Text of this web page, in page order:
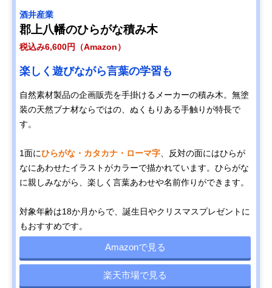
酒井産業
郡上八幡のひらがな積み木
税込み6,600円（Amazon）
楽しく遊びながら言葉の学習も
自然素材製品の企画販売を手掛けるメーカーの積み木。無塗
装の天然ブナ材ならではの、ぬくもりある手触りが特長で
す。
1面にひらがな・カタカナ・ローマ字 、反対の面にはひらが
なにあわせたイラストがカラーで描かれています。ひらがな
に親しみながら、楽しく言葉あわせや名前作りができます。
対象年齢は18か月からで、誕生日やクリスマスプレゼントに
もおすすめです。
Amazonで見る
楽天市場で見る